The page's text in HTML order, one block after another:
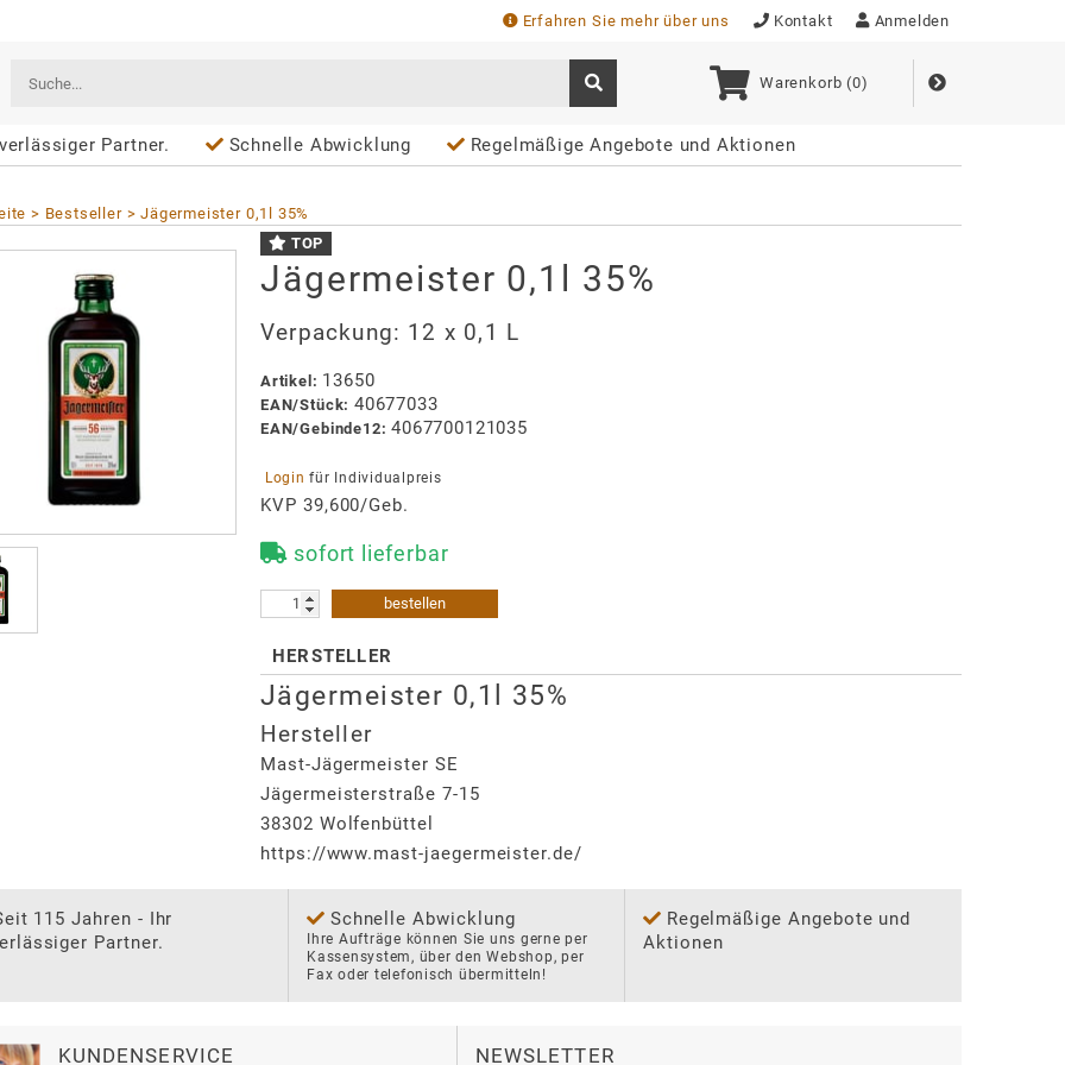
Erfahren Sie mehr über uns Kontakt Anmelden
Warenkorb (0)
Partner. Schnelle Abwicklung Regelmäßige Angebote und Aktionen
Bestseller
Jägermeister 0,1l 35%
TOP
Jägermeister 0,1l 35%
Verpackung: 12 x 0,1 L
Artikel : 13650
EAN/Stück: 40677033
EAN/Gebinde12: 4067700121035
Login für Individualpreis
KVP 39,600/Geb.
sofort lieferbar
bestellen
HERSTELLER
Jägermeister 0,1l 35%
Hersteller
Mast-Jägermeister SE
Jägermeisterstraße 7-15
38302 Wolfenbüttel
https://www.mast-jaegermeister.de/
115 Jahren - Ihr
Partner.
Schnelle Abwicklung
Ihre Aufträge können Sie uns gerne per
Kassensystem, über den Webshop, per
Fax oder telefonisch übermitteln!
Regelmäßige Angebote und
Aktionen
KUNDENSERVICE NEWSLETTER